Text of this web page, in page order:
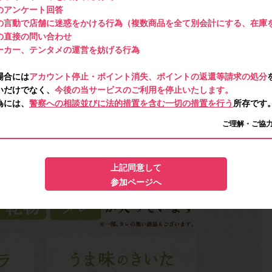
アンケート回答
言動で店舗に迷惑をかける行為（複数商品を全て別会計にする、在庫
直接の問い合わせ
カー、テンタメの運営を妨げる行為
合にはアカウント停止・ポイント消失、ポイントの返還等請求の処分
けでなく、 今後の当サービスのご利用を停止いたします。
は、 警察への相談並びに法的措置を含む一切の措置を行う 所存です
ご理解・ご協
上記同意して
参加ページへ